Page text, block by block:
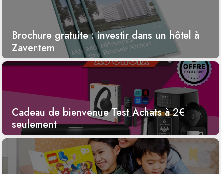
Brochure gratuite : investir dans un hôtel à
Zaventem
Cadeau de bienvenue Test Achats à 2€
seulement